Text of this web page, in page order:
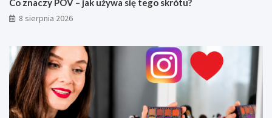
y
l
z
u
a
l
n
y
Co znaczy POV – jak używa się tego skrótu?
8 sierpnia 2026